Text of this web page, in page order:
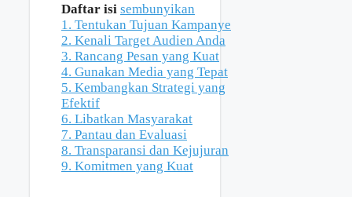
Daftar isi sembunyikan
1. Tentukan Tujuan Kampanye
2. Kenali Target Audien Anda
3. Rancang Pesan yang Kuat
4. Gunakan Media yang Tepat
5. Kembangkan Strategi yang
Efektif
6. Libatkan Masyarakat
7. Pantau dan Evaluasi
8. Transparansi dan Kejujuran
9. Komitmen yang Kuat